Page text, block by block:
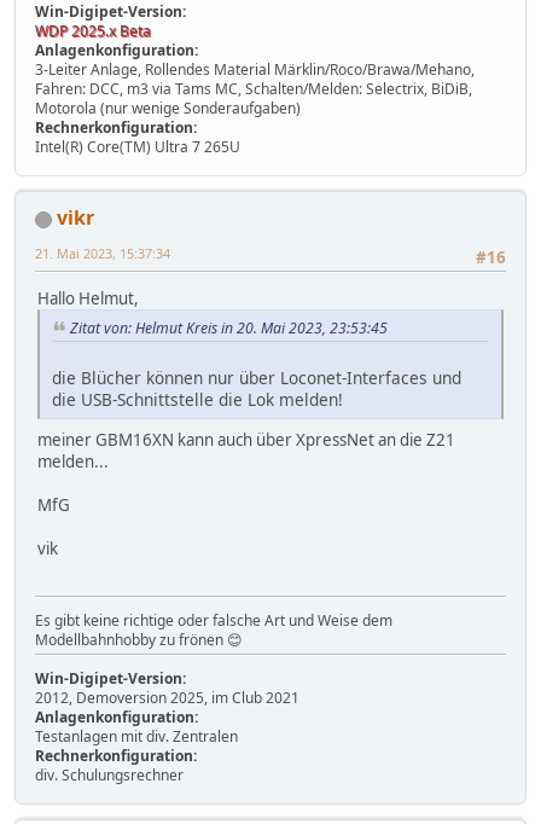
Win-Digipet-Version:
WDP 2025.x Beta
Anlagenkonfiguration:
3-Leiter Anlage, Rollendes Material Märklin/Roco/Brawa/Mehano,
Fahren: DCC, m3 via Tams MC, Schalten/Melden: Selectrix, BiDiB,
Motorola (nur wenige Sonderaufgaben)
Rechnerkonfiguration:
Intel(R) Core(TM) Ultra 7 265U
vikr
#16
21. Mai 2023, 15:37:34
Hallo Helmut,
Zitat von: Helmut Kreis in 20. Mai 2023, 23:53:45
die Blücher können nur über Loconet-Interfaces und
die USB-Schnittstelle die Lok melden!
meiner GBM16XN kann auch über XpressNet an die Z21
melden...
MfG
vik
Es gibt keine richtige oder falsche Art und Weise dem
Modellbahnhobby zu frönen 😊
Win-Digipet-Version:
2012, Demoversion 2025, im Club 2021
Anlagenkonfiguration:
Testanlagen mit div. Zentralen
Rechnerkonfiguration:
div. Schulungsrechner